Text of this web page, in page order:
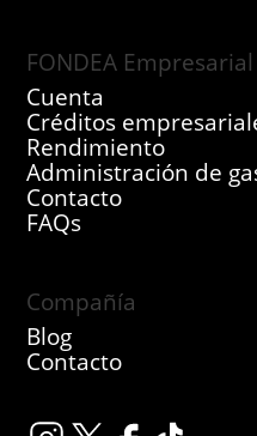
FONDEA Empresarial
Cuenta
Créditos
Rendimiento
Administración de
Contacto
FAQs
Compañía
Blog
Contacto